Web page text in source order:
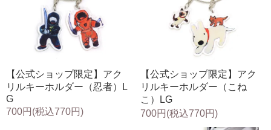
【公式ショップ限定】アク
リルキーホルダー（忍者）L
G
700円(税込770円)
【公式ショップ限定】アク
リルキーホルダー（こね
こ）LG
700円(税込770円)